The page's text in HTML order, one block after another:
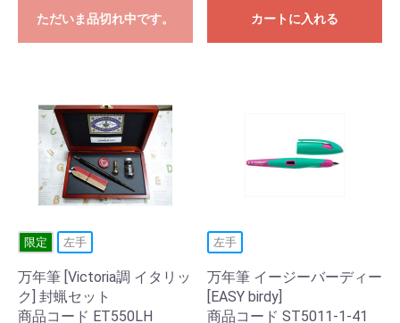
ただいま品切れ中です。 カートに入れる
限定 左手
万年筆 [Victoria調 イタリッ
ク] 封蝋セット
商品コード ET550LH
左手
万年筆 イージーバーディー
[EASY birdy]
商品コード ST5011-1-41